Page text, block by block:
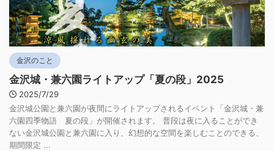
金沢のこと
金沢城・兼六園ライトアップ「夏の段」2025
2025/7/29
金沢城公園と兼六園が夜間にライトアップされるイベント「金沢城・兼
六園四季物語 夏の段」が開催されます。 普段は夜に入ることができ
ない金沢城公園と兼六園に入り、幻想的な空間を楽しむことのできる、
期間限定 ...